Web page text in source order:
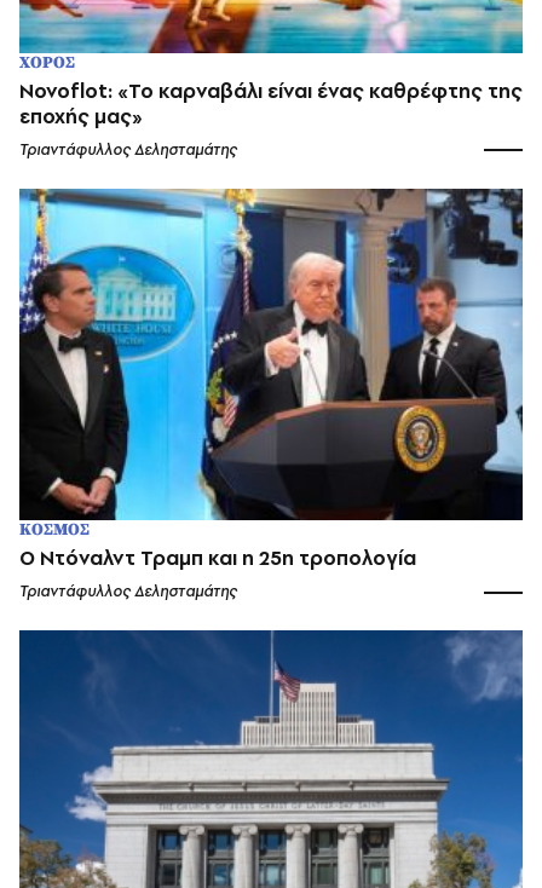
ΧΟΡΟΣ
Novoflot: «Το καρναβάλι είναι ένας καθρέφτης της
εποχής μας»
Τριαντάφυλλος Δελησταμάτης
ΚΟΣΜΟΣ
O Ντόναλντ Τραμπ και η 25η τροπολογία
Τριαντάφυλλος Δελησταμάτης